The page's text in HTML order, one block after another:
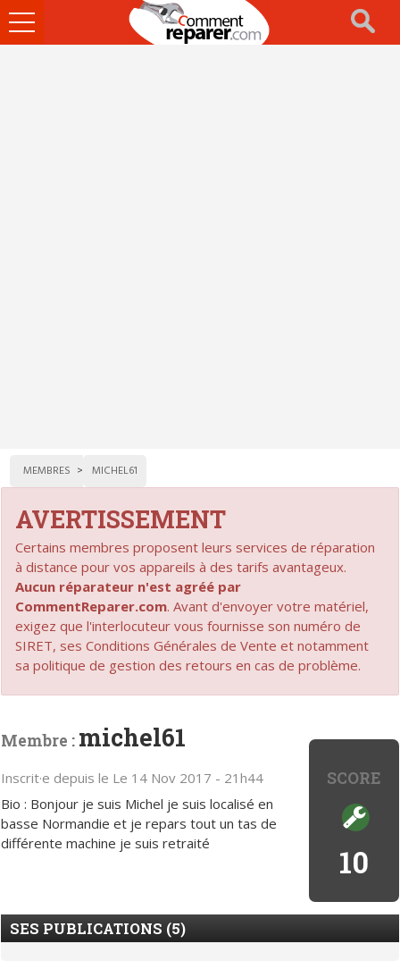
Ouvrir
le
MEMBRES MICHEL61
AVERTISSEMENT
Certains membres proposent leurs services de réparation
à distance pour vos appareils à des tarifs avantageux.
Aucun réparateur n'est agréé par
CommentReparer.com. Avant d'envoyer votre matériel,
exigez que l'interlocuteur vous fournisse son numéro de
SIRET, ses Conditions Générales de Vente et notamment
sa politique de gestion des retours en cas de problème.
SCORE
10
Membre : michel61
Inscrit·e depuis le Le 14 Nov 2017 - 21h44
Bio : Bonjour je suis Michel je suis localisé en
basse Normandie et je repars tout un tas de
différente machine je suis retraité
SES PUBLICATIONS (5)